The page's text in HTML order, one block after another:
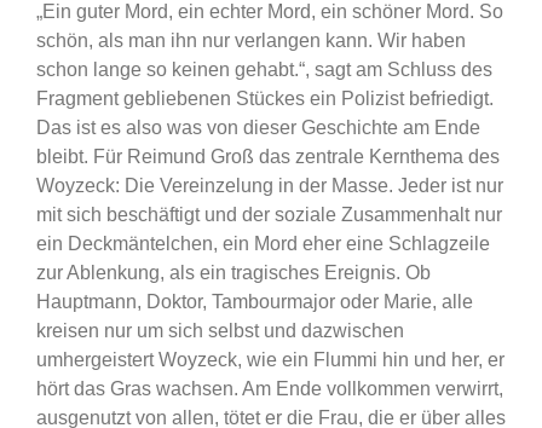
„Ein guter Mord, ein echter Mord, ein schöner Mord. So
schön, als man ihn nur verlangen kann. Wir haben
schon lange so keinen gehabt.“, sagt am Schluss des
Fragment gebliebenen Stückes ein Polizist befriedigt.
Das ist es also was von dieser Geschichte am Ende
bleibt. Für Reimund Groß das zentrale Kernthema des
Woyzeck: Die Vereinzelung in der Masse. Jeder ist nur
mit sich beschäftigt und der soziale Zusammenhalt nur
ein Deckmäntelchen, ein Mord eher eine Schlagzeile
zur Ablenkung, als ein tragisches Ereignis. Ob
Hauptmann, Doktor, Tambourmajor oder Marie, alle
kreisen nur um sich selbst und dazwischen
umhergeistert Woyzeck, wie ein Flummi hin und her, er
hört das Gras wachsen. Am Ende vollkommen verwirrt,
ausgenutzt von allen, tötet er die Frau, die er über alles